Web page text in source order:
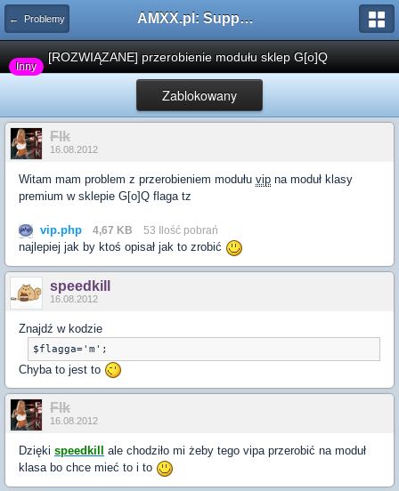
← Problemy AMXX.pl: Support AMX Mod X i SourceMod
Inny
[ROZWIĄZANE] przerobienie modułu sklep G[o]Q
Zablokowany
Flk
16.08.2012
Witam mam problem z przerobieniem modułu vip na moduł klasy
premium w sklepie G[o]Q flaga tz
vip.php 4,67 KB 53 Ilość pobrań
najlepiej jak by ktoś opisał jak to zrobić
speedkill
16.08.2012
Znajdź w kodzie
$flagga='m';
Chyba to jest to
Flk
16.08.2012
Dzięki speedkill
ale chodziło mi żeby tego vipa przerobić na moduł
klasa bo chce mieć to i to